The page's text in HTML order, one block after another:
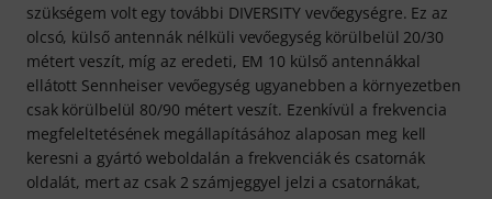
szükségem volt egy további DIVERSITY vevőegységre. Ez az
olcsó, külső antennák nélküli vevőegység körülbelül 20/30
métert veszít, míg az eredeti, EM 10 külső antennákkal
ellátott Sennheiser vevőegység ugyanebben a környezetben
csak körülbelül 80/90 métert veszít. Ezenkívül a frekvencia
megfeleltetésének megállapításához alaposan meg kell
keresni a gyártó weboldalán a frekvenciák és csatornák
oldalát, mert az csak 2 számjeggyel jelzi a csatornákat,